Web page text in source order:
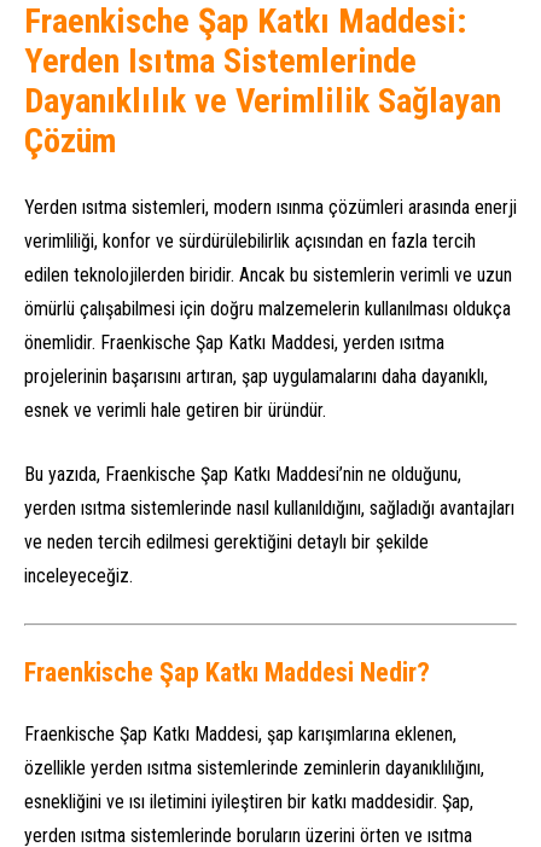
Fraenkische Şap Katkı Maddesi:
Yerden Isıtma Sistemlerinde
Dayanıklılık ve Verimlilik Sağlayan
Çözüm
Yerden ısıtma sistemleri, modern ısınma çözümleri arasında enerji
verimliliği, konfor ve sürdürülebilirlik açısından en fazla tercih
edilen teknolojilerden biridir. Ancak bu sistemlerin verimli ve uzun
ömürlü çalışabilmesi için doğru malzemelerin kullanılması oldukça
önemlidir. Fraenkische Şap Katkı Maddesi, yerden ısıtma
projelerinin başarısını artıran, şap uygulamalarını daha dayanıklı,
esnek ve verimli hale getiren bir üründür.
Bu yazıda, Fraenkische Şap Katkı Maddesi’nin ne olduğunu,
yerden ısıtma sistemlerinde nasıl kullanıldığını, sağladığı avantajları
ve neden tercih edilmesi gerektiğini detaylı bir şekilde
inceleyeceğiz.
Fraenkische Şap Katkı Maddesi Nedir?
Fraenkische Şap Katkı Maddesi, şap karışımlarına eklenen,
özellikle yerden ısıtma sistemlerinde zeminlerin dayanıklılığını,
esnekliğini ve ısı iletimini iyileştiren bir katkı maddesidir. Şap,
yerden ısıtma sistemlerinde boruların üzerini örten ve ısıtma